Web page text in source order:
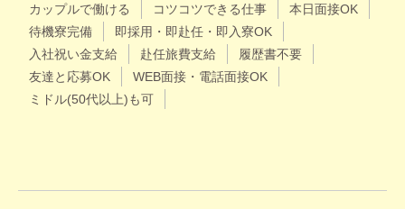
カップルで働ける
コツコツできる仕事
本日面接OK
待機寮完備
即採用・即赴任・即入寮OK
入社祝い金支給
赴任旅費支給
履歴書不要
友達と応募OK
WEB面接・電話面接OK
ミドル(50代以上)も可